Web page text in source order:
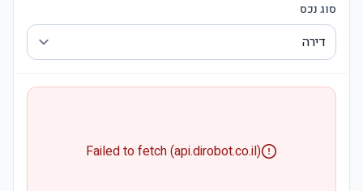
סוג נכס
Failed to fetch (api.dirobot.co.il)